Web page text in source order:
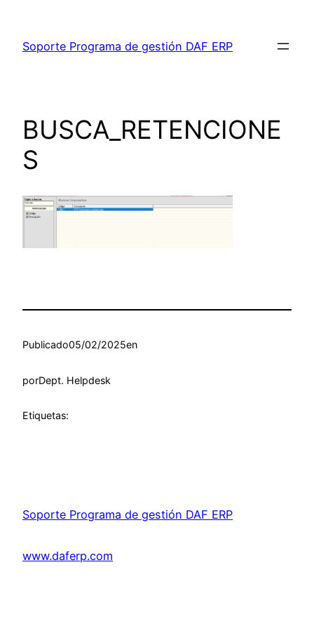
contenido
Soporte Programa de gestión DAF ERP
BUSCA_RETENCIONE
S
Publicado05/02/2025en
porDept. Helpdesk
Etiquetas:
Soporte Programa de gestión DAF ERP
www.daferp.com